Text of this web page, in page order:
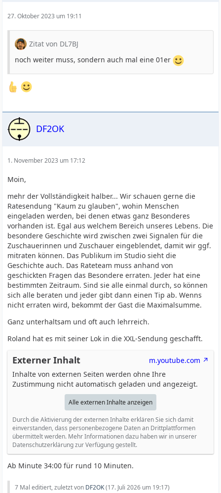
27. Oktober 2023 um 19:11
Zitat von DL7BJ
noch weiter muss, sondern auch mal eine 01er
DF2OK
1. November 2023 um 17:12
Moin,
mehr der Vollständigkeit halber... Wir schauen gerne die
Ratesendung "Kaum zu glauben", wohin Menschen
eingeladen werden, bei denen etwas ganz Besonderes
vorhanden ist. Egal aus welchem Bereich unseres Lebens. Die
besondere Geschichte wird zwischen zwei Signalen für die
Zuschauerinnen und Zuschauer eingeblendet, damit wir ggf.
mitraten können. Das Publikum im Studio sieht die
Geschichte auch. Das Rateteam muss anhand von
geschickten Fragen das Besondere erraten. Jeder hat eine
bestimmten Zeitraum. Sind sie alle einmal durch, so können
sich alle beraten und jeder gibt dann einen Tip ab. Wenns
nicht erraten wird, bekommt der Gast die Maximalsumme.
Ganz unterhaltsam und oft auch lehrreich.
Roland hat es mit seiner Lok in die XXL-Sendung geschafft.
Externer Inhalt
m.youtube.com
Inhalte von externen Seiten werden ohne Ihre
Zustimmung nicht automatisch geladen und angezeigt.
Alle externen Inhalte anzeigen
Durch die Aktivierung der externen Inhalte erklären Sie sich damit
einverstanden, dass personenbezogene Daten an Drittplattformen
übermittelt werden. Mehr Informationen dazu haben wir in unserer
Datenschutzerklärung zur Verfügung gestellt.
Ab Minute 34:00 für rund 10 Minuten.
7 Mal editiert, zuletzt von DF2OK(17. Juli 2026 um 19:17)